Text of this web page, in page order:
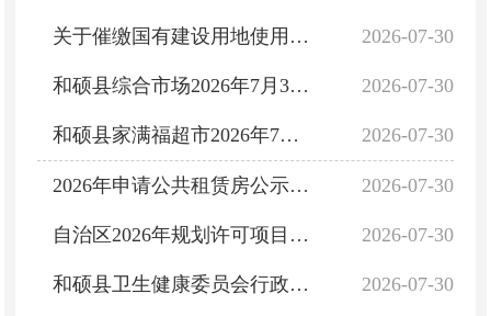
2026-07-30
关于催缴国有建设用地使用权出让金的公告
2026-07-30
和硕县综合市场2026年7月30日主要粮油副食品价格行情
2026-07-30
和硕县家满福超市2026年7月30日主要粮油副食品价格行情
2026-07-30
2026年申请公共租赁房公示表（第八期）
2026-07-30
自治区2026年规划许可项目台账（建设用地规划许可）（新疆威晟果业有限公司果蔬粉项目）
2026-07-30
和硕县卫生健康委员会行政许可公示信息表（2026年7月）